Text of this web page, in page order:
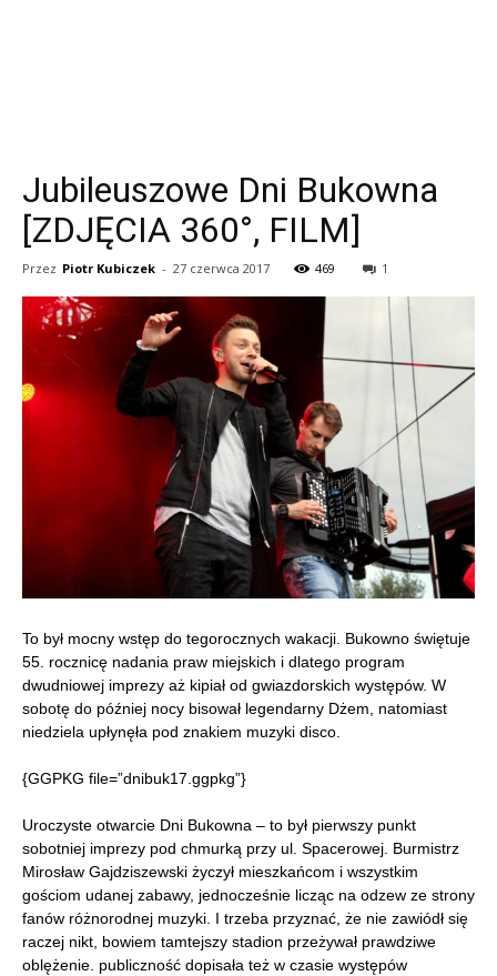
Jubileuszowe Dni Bukowna
[ZDJĘCIA 360°, FILM]
Przez Piotr Kubiczek - 27 czerwca 2017 469 1
To był mocny wstęp do tegorocznych wakacji. Bukowno świętuje
55. rocznicę nadania praw miejskich i dlatego program
dwudniowej imprezy aż kipiał od gwiazdorskich występów. W
sobotę do później nocy bisował legendarny Dżem, natomiast
niedziela upłynęła pod znakiem muzyki disco.
{GGPKG file=”dnibuk17.ggpkg”}
Uroczyste otwarcie Dni Bukowna – to był pierwszy punkt
sobotniej imprezy pod chmurką przy ul. Spacerowej. Burmistrz
Mirosław Gajdziszewski życzył mieszkańcom i wszystkim
gościom udanej zabawy, jednocześnie licząc na odzew ze strony
fanów różnorodnej muzyki. I trzeba przyznać, że nie zawiódł się
raczej nikt, bowiem tamtejszy stadion przeżywał prawdziwe
oblężenie. publiczność dopisała też w czasie występów